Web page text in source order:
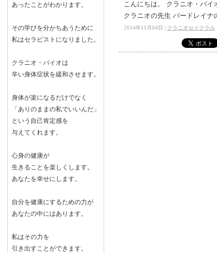
こんにちは。 クラニオ・バ
クラニオの先生 バードレイナ
2014年11月04日 | クラニオセイクラル
あったことがわかります。
その学びを分かちあうために
私はセラピストになりました。
クラニオ・バイオは
辛い身体症状を緩和させます。
身体が楽になるだけでなく
「ありのままの私でいいんだ」
という自己肯定感を
与えてくれます。
心身の健康が
生きることを楽しくします。
あなたを幸せにします。
自分を健康にするための力が
あなたの中にはあります。
私はその力を
引き出すことができます。